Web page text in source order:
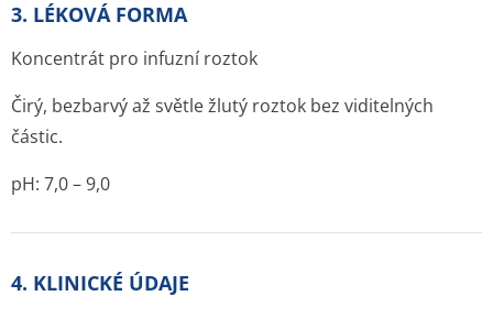
3. LÉKOVÁ FORMA
Koncentrát pro infuzní roztok
Čirý, bezbarvý až světle žlutý roztok bez viditelných
částic.
pH: 7,0 – 9,0
4. KLINICKÉ ÚDAJE